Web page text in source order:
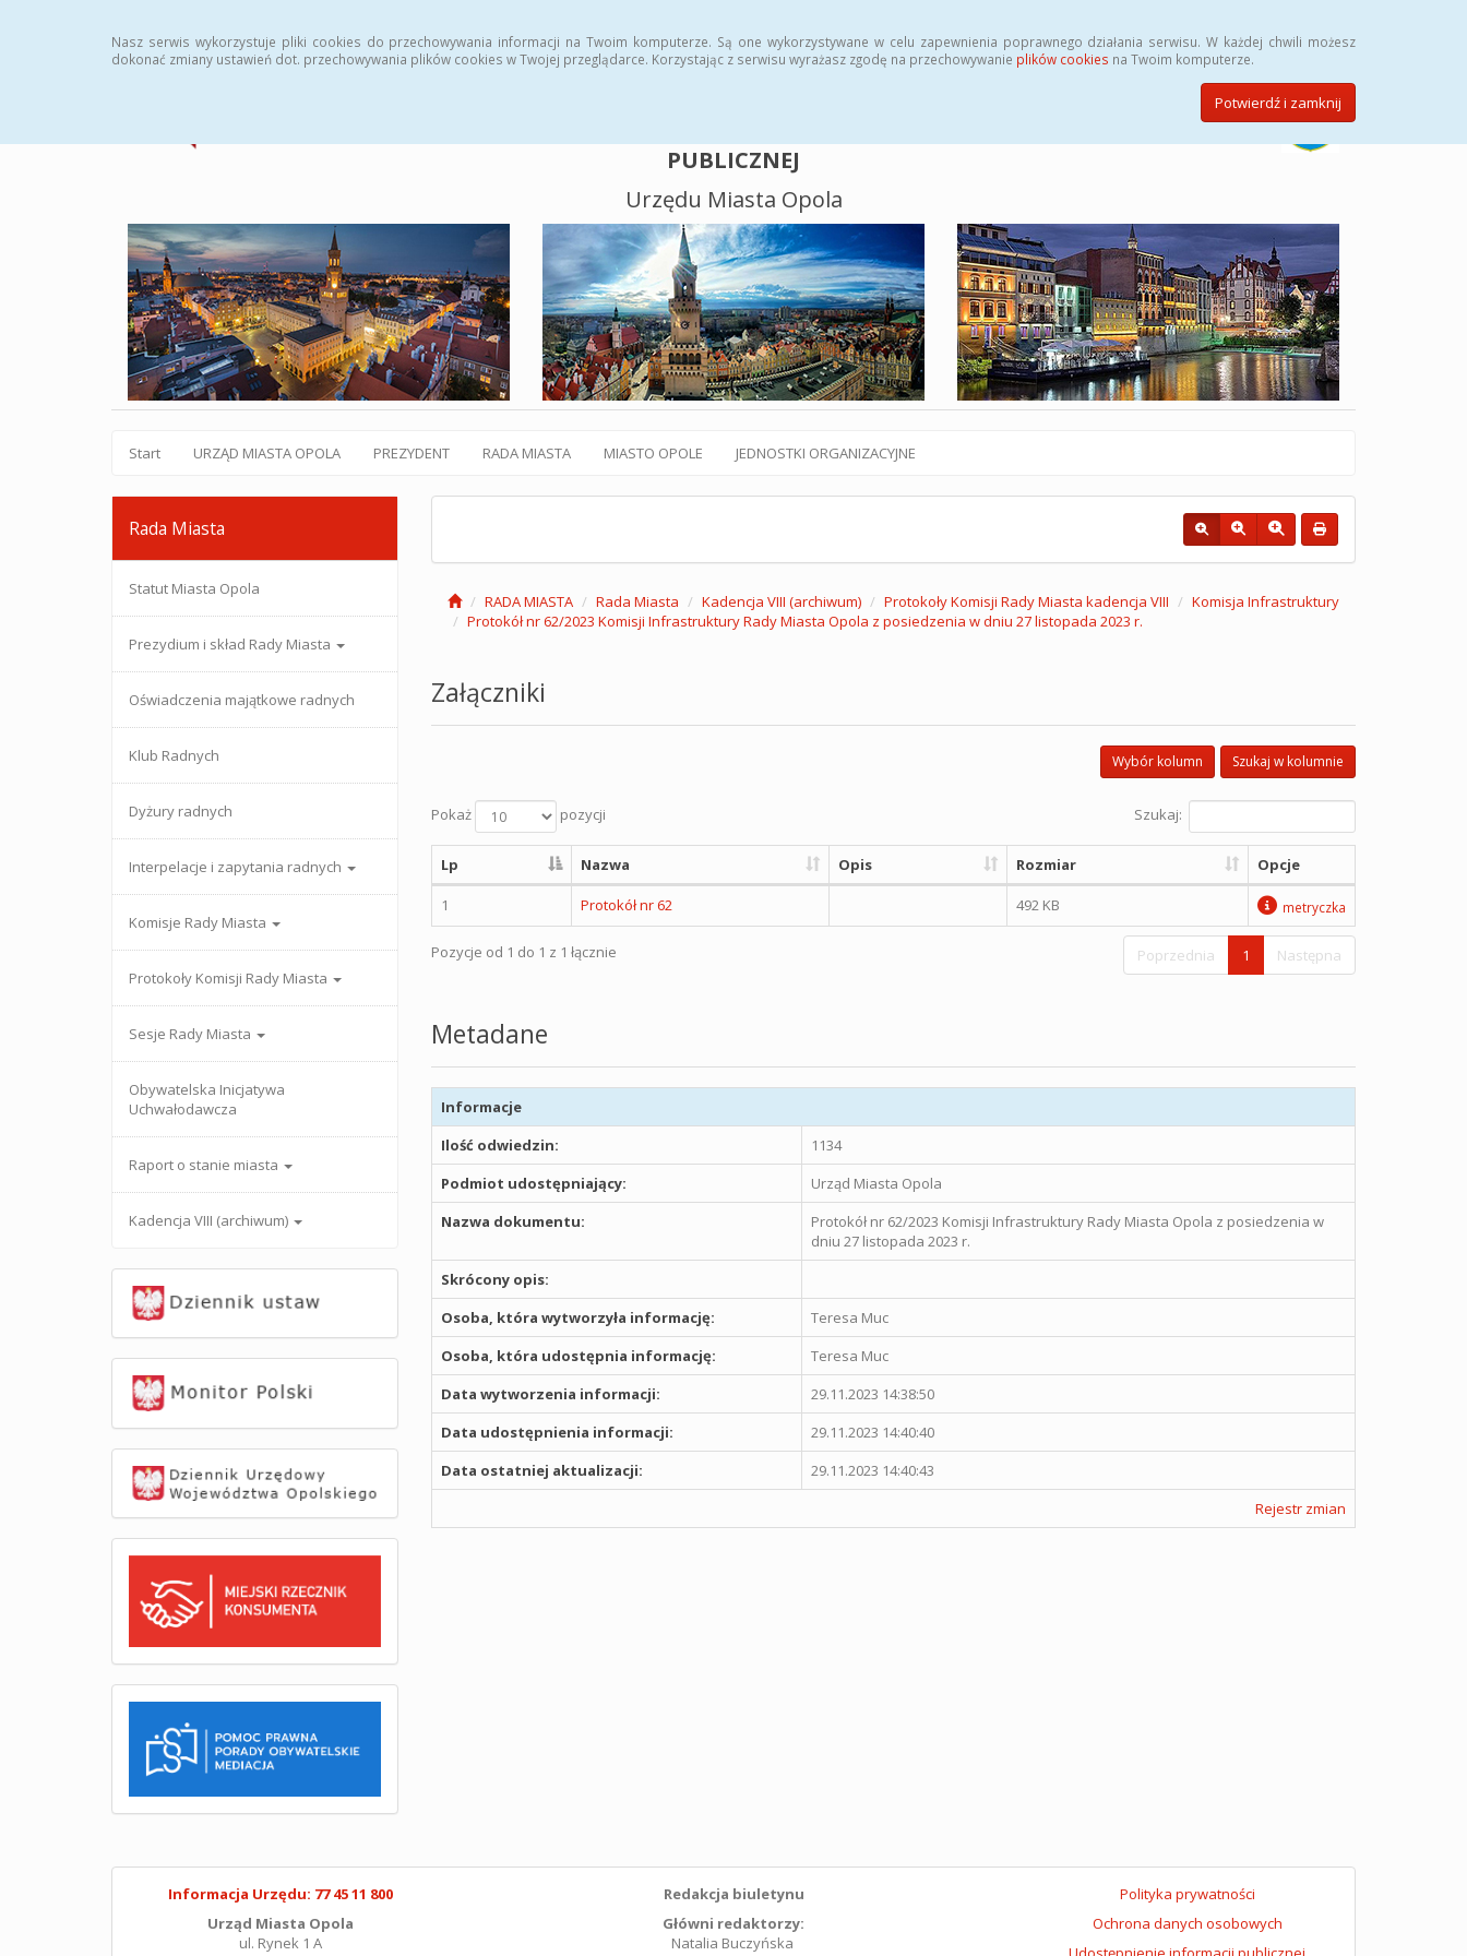
Nasz serwis wykorzystuje pliki cookies do przechowywania informacji na Twoim komputerze. Są one wykorzystywane w celu zapewnienia poprawnego działania serwisu. W każdej chwili możesz
dokonać zmiany ustawień dot. przechowywania plików cookies w Twojej przeglądarce. Korzystając z serwisu wyrażasz zgodę na przechowywanie plików cookies na Twoim komputerze.
Potwierdź i zamknij
PUBLICZNEJ
Urzędu Miasta Opola
Start URZĄD MIASTA OPOLA PREZYDENT RADA MIASTA MIASTO OPOLE JEDNOSTKI ORGANIZACYJNE
Rada Miasta
Statut Miasta Opola
Prezydium i skład Rady Miasta
Oświadczenia majątkowe radnych
Klub Radnych
Dyżury radnych
Interpelacje i zapytania radnych
Komisje Rady Miasta
Protokoły Komisji Rady Miasta
Sesje Rady Miasta
Obywatelska Inicjatywa
Uchwałodawcza
Raport o stanie miasta
Kadencja VIII (archiwum)
RADA MIASTA Rada Miasta Kadencja VIII (archiwum) Protokoły Komisji Rady Miasta kadencja VIII
Komisja Infrastruktury
Protokół nr 62/2023 Komisji Infrastruktury Rady Miasta Opola z posiedzenia w dniu 27 listopada 2023 r.
Załączniki
Szukaj w kolumnie
Wybór kolumn
Pokaż pozycji Szukaj:
Lp Nazwa Opis Rozmiar Opcje
1 Protokół nr 62 492 KB metryczka
Pozycje od 1 do 1 z 1 łącznie Poprzednia 1 Następna
Metadane
Informacje
Ilość odwiedzin:
1134
Podmiot udostępniający:
Urząd Miasta Opola
Nazwa dokumentu:
Protokół nr 62/2023 Komisji Infrastruktury Rady Miasta Opola z posiedzenia w
dniu 27 listopada 2023 r.
Skrócony opis:
Osoba, która wytworzyła informację:
Teresa Muc
Osoba, która udostępnia informację:
Teresa Muc
Data wytworzenia informacji:
29.11.2023 14:38:50
Data udostępnienia informacji:
29.11.2023 14:40:40
Data ostatniej aktualizacji:
29.11.2023 14:40:43
Rejestr zmian
Informacja Urzędu: 77 45 11 800
Urząd Miasta Opola
ul. Rynek 1 A
Redakcja biuletynu
Główni redaktorzy:
Natalia Buczyńska
Polityka prywatności
Ochrona danych osobowych